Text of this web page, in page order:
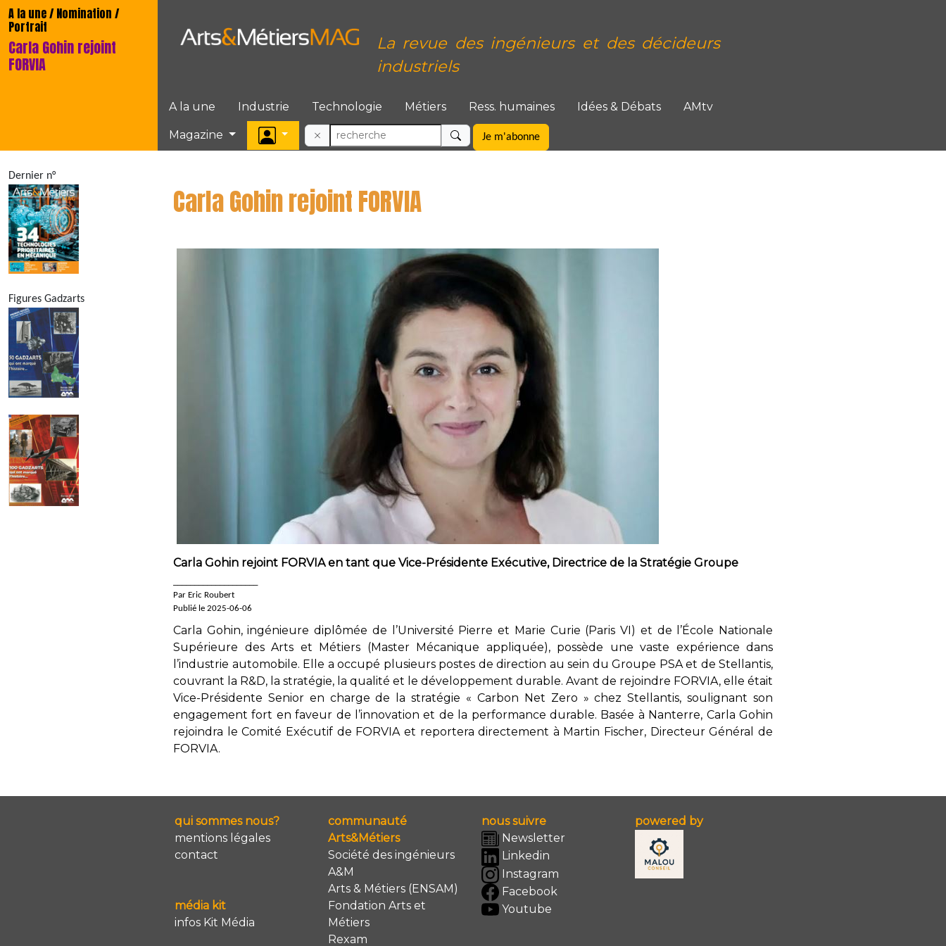
A la une / Nomination /
Portrait
Carla Gohin rejoint
FORVIA
La revue des ingénieurs et des décideurs
industriels
A la une Industrie Technologie Métiers Ress. humaines Idées & Débats AMtv
Magazine Je m'abonne
Dernier n°
Figures Gadzarts
Carla Gohin rejoint FORVIA
Carla Gohin rejoint FORVIA en tant que Vice-Présidente Exécutive, Directrice de la Stratégie Groupe
Par Eric Roubert
Publié le 2025-06-06
Carla Gohin, ingénieure diplômée de l’Université Pierre et Marie Curie (Paris VI) et de l’École Nationale
Supérieure des Arts et Métiers (Master Mécanique appliquée), possède une vaste expérience dans
l’industrie automobile. Elle a occupé plusieurs postes de direction au sein du Groupe PSA et de Stellantis,
couvrant la R&D, la stratégie, la qualité et le développement durable. Avant de rejoindre FORVIA, elle était
Vice-Présidente Senior en charge de la stratégie « Carbon Net Zero » chez Stellantis, soulignant son
engagement fort en faveur de l’innovation et de la performance durable. Basée à Nanterre, Carla Gohin
rejoindra le Comité Exécutif de FORVIA et reportera directement à Martin Fischer, Directeur Général de
FORVIA.
qui sommes nous?
mentions légales
contact
média kit
infos Kit Média
communauté
Arts&Métiers
Société des ingénieurs
A&M
Arts & Métiers (ENSAM)
Fondation Arts et
Métiers
Rexam
nous suivre
Newsletter
Linkedin
Instagram
Facebook
Youtube
powered by